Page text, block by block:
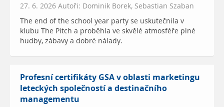
27. 6. 2026 Autoři: Dominik Borek, Sebastian Szaban
The end of the school year party se uskutečnila v
klubu The Pitch a proběhla ve skvělé atmosféře plné
hudby, zábavy a dobré nálady.
Profesní certifikáty GSA v oblasti marketingu
leteckých společností a destinačního
managementu